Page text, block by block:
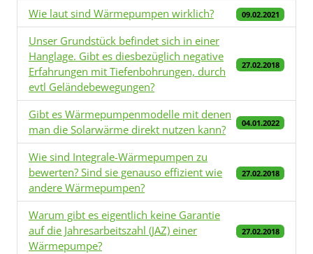
Wie laut sind Wärmepumpen wirklich? 09.02.2021
Unser Grundstück befindet sich in einer
Hanglage. Gibt es diesbezüglich negative
Erfahrungen mit Tiefenbohrungen, durch
evtl Geländebewegungen?
27.02.2018
Gibt es Wärmepumpenmodelle mit denen
man die Solarwärme direkt nutzen kann?
04.01.2022
Wie sind Integrale-Wärmepumpen zu
bewerten? Sind sie genauso effizient wie
andere Wärmepumpen?
27.02.2018
Warum gibt es eigentlich keine Garantie
auf die Jahresarbeitszahl (JAZ) einer
Wärmepumpe?
27.02.2018